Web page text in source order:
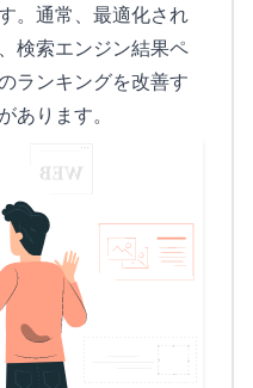
。通常、最適化され
検索エンジン結果ペ
ランキングを改善す
あります。